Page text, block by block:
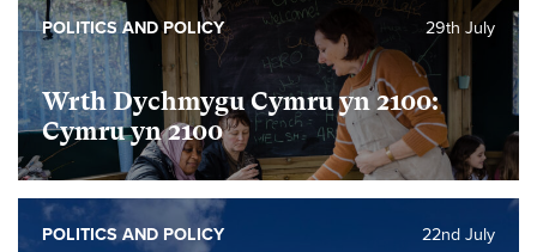
Wrth Dychmygu Cymru yn 2100:
Cymru yn 2100
29th July
POLITICS AND POLICY
22nd July
POLITICS AND POLICY